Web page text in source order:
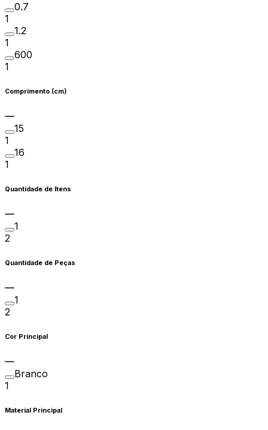
0.7
1
1.2
1
600
1
Comprimento (cm)
15
1
16
1
Quantidade de Itens
1
2
Quantidade de Peças
1
2
Cor Principal
Branco
1
Material Principal